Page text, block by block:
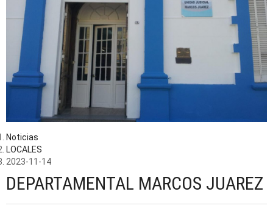
INTERNACIONALES
Noticias
LOCALES
2023-11-14
DEPARTAMENTAL MARCOS JUAREZ